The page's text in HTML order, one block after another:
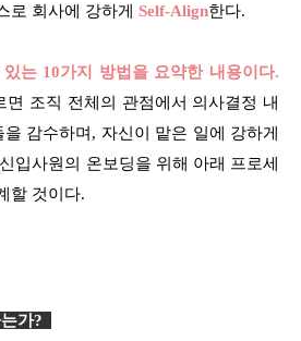
로 회사에 강하게 Self-Align한다.
는 10가지 방법을 요약한 내용이다.
면 조직 전체의 관점에서 의사결정 내
감수하며, 자신이 맡은 일에 강하게
입사원의 온보딩을 위해 아래 프로세
할 것이다.
가?